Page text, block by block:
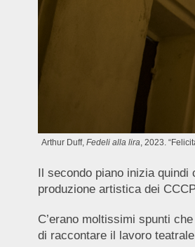
Arthur Duff, Fedeli alla lira , 2023.
Il secondo piano inizia
produzione artistica dei
C’erano moltissimi spunti
di raccontare il lavoro